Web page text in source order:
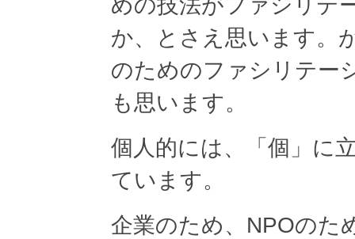
めの技法がファシリテ
か、とさえ思います。
のためのファシリテー
も思います。
個人的には、「個」に
ています。
企業のため、NPOのた